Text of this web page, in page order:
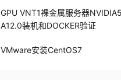
GPU VNT1裸金属服务器
A12.0装机和DOCKER验证
VMware安装CentOS7